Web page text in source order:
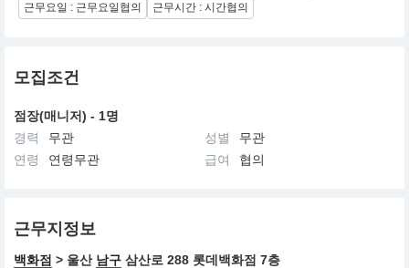
근무요일 : 근무요일협의
근무시간 : 시간협의
모집조건
점장(매니저) - 1명
경력
무관 성별
무관
연령
연령무관 급여 협의
근무지정보
백화점 > 울산 남구 삼산로 288 롯데백화점 7층